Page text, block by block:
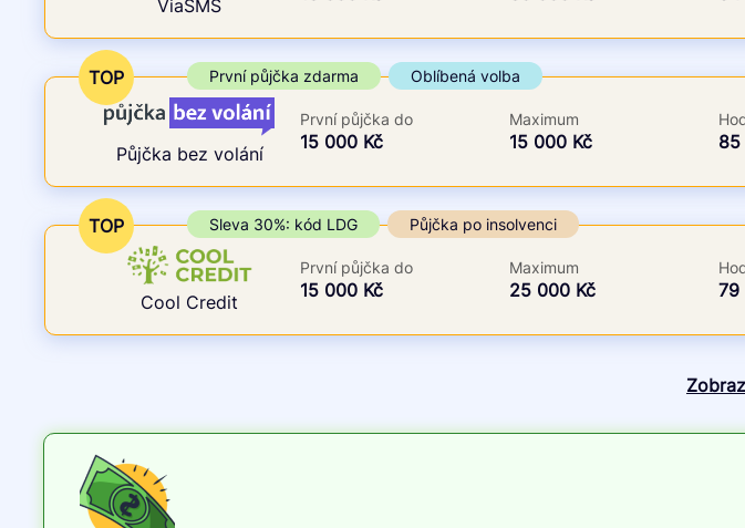
ViaSMS
TOP První půjčka zdarma Oblíbená volba
Půjčka bez volání
První půjčka do
15 000 Kč
Maximum
15 000 Kč 85
TOP Sleva 30%: kód LDG Půjčka po insolvenci
Cool Credit
První půjčka do
15 000 Kč
Maximum
25 000 Kč 79